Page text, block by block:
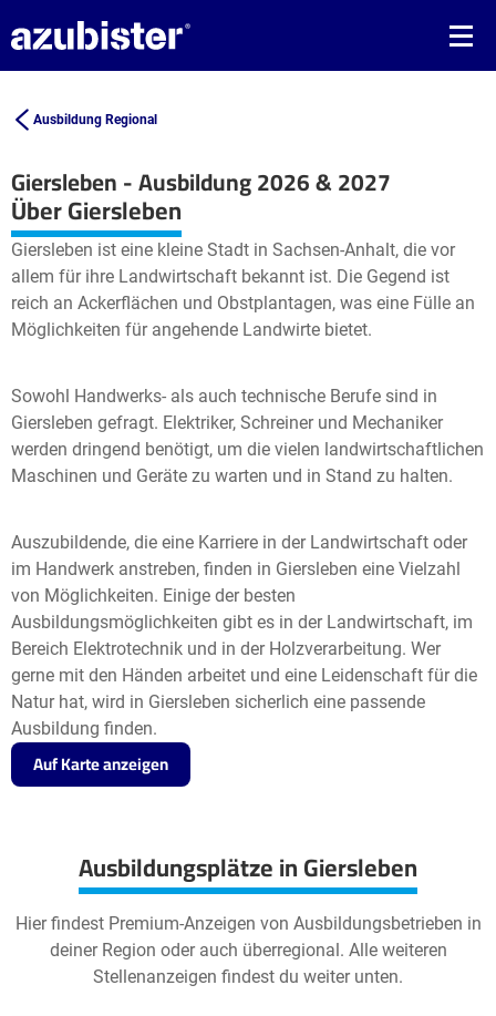
Ausbildung Regional
Giersleben - Ausbildung 2026 & 2027
+
−
Leaflet| ©OpenStreetMap2
Über Giersleben
Giersleben ist eine kleine Stadt in Sachsen-Anhalt, die vor
allem für ihre Landwirtschaft bekannt ist. Die Gegend ist
reich an Ackerflächen und Obstplantagen, was eine Fülle an
Möglichkeiten für angehende Landwirte bietet.
Sowohl Handwerks- als auch technische Berufe sind in
Giersleben gefragt. Elektriker, Schreiner und Mechaniker
werden dringend benötigt, um die vielen landwirtschaftlichen
Maschinen und Geräte zu warten und in Stand zu halten.
Auszubildende, die eine Karriere in der Landwirtschaft oder
im Handwerk anstreben, finden in Giersleben eine Vielzahl
von Möglichkeiten. Einige der besten
Ausbildungsmöglichkeiten gibt es in der Landwirtschaft, im
Bereich Elektrotechnik und in der Holzverarbeitung. Wer
gerne mit den Händen arbeitet und eine Leidenschaft für die
Natur hat, wird in Giersleben sicherlich eine passende
Ausbildung finden.
Auf Karte anzeigen
Ausbildungsplätze in Giersleben
Hier findest Premium-Anzeigen von Ausbildungsbetrieben in
deiner Region oder auch überregional. Alle weiteren
Stellenanzeigen findest du weiter unten.